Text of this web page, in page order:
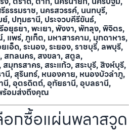
รรมราช, นครสวรรค์, นนทบุรี,
, ปทุมธานี, ประจวบคีรีขันธ์,
ยุธยา, พะเยา, พังงา, พัทลุง, พิจิตร,
พร่, ภูเก็ต, มหาสารคาม, มุกดาหาร,
เอ็ด, ระนอง, ระยอง, ราชบุรี, ลพบุรี,
สกลนคร, สงขลา, สตูล,
มุทรสาคร, สระแก้ว, สระบุรี, สิงห์บุรี,
นี, สุรินทร์, หนองคาย, หนองบัวลำภู,
นี, อุตรดิตถ์, อุทัยธานี, อุบลธานี,
ร้อมส่งถึงคุณ
อกซื้อแผ่นพลาสวูด